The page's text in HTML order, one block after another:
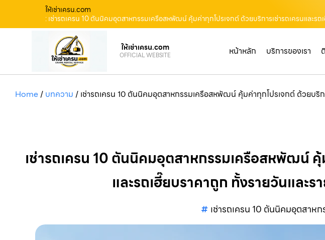
ให้เช่าเครน.com
: เช่ารถเครน 10 ตันนิคมอุตสาหกรรมเครือสหพัฒน์ คุ้มค่าทุกโปรเจกต์ ด้วยบริการเช่ารถเครนและรถ
ให้เช่าเครน.com
OFFICIAL WEBSITE หน้าหลัก บริการของเรา
Home/ บทความ / เช่ารถเครน 10 ตันนิคมอุตสาหกรรมเครือสหพัฒน์ คุ้มค่าทุกโปรเจกต์ ด้วยบริก
เช่ารถเครน 10 ตันนิคมอุตสาหกรรมเครือสหพัฒน์ คุ้
และรถเฮี๊ยบราคาถูก ทั้งรายวันและร
เช่ารถเครน 10 ตันนิคมอุตสาห